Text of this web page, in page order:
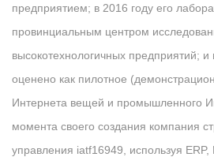
предприятием; в 2016 году его
провинциальным центром
высокотехнологичных предприятий;
оценено как пилотное
Интернета вещей и промышленного
момента своего создания компания
управления iatf16949, используя